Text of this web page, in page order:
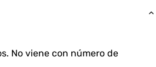
No viene con número de